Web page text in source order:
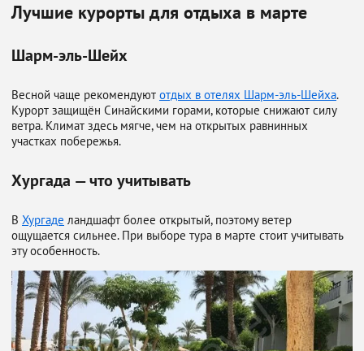
Лучшие курорты для отдыха в марте
Шарм-эль-Шейх
Весной чаще рекомендуют отдых в отелях Шарм-эль-Шейха.
Курорт защищён Синайскими горами, которые снижают силу
ветра. Климат здесь мягче, чем на открытых равнинных
участках побережья.
Хургада — что учитывать
В Хургаде ландшафт более открытый, поэтому ветер
ощущается сильнее. При выборе тура в марте стоит учитывать
эту особенность.